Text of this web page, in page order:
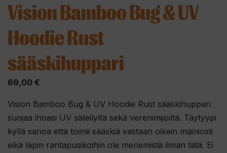
Vision Bamboo Bug & UV
Hoodie Rust
sääskihuppari
69,00 €
Vision Bamboo Bug & UV Hoodie Rust sääskihuppari
suojaa ihoasi UV säteilyltä sekä verenimijöiltä. Täytyypi
kyllä sanoa että toimii sääskiä vastaan oikein mainiosti
eikä lapin rantapusikoihin ole menemistä ilman tätä. Ei